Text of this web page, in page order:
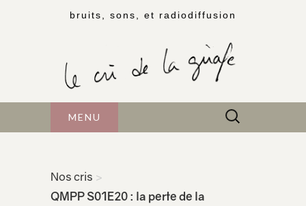
bruits, sons, et radiodiffusion
MENU Rechercher :
Nos cris >
QMPP S01E20 : la perte de la